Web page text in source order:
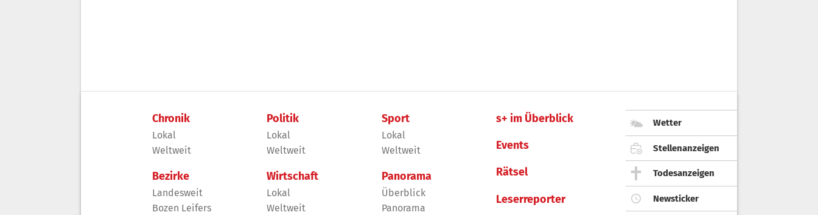
Chronik
Lokal
Weltweit
Bezirke
Landesweit
Bozen Leifers
Politik
Lokal
Weltweit
Wirtschaft
Lokal
Weltweit
Sport
Lokal
Weltweit
Panorama
Überblick
Panorama
s+ im Überblick
Events
Rätsel
Leserreporter
Wetter
Stellenanzeigen
Todesanzeigen
Newsticker